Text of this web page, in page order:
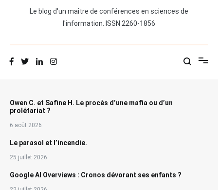
Le blog d'un maître de conférences en sciences de
l'information. ISSN 2260-1856
Owen C. et Safine H. Le procès d’une mafia ou d’un
prolétariat ?
6 août 2026
Le parasol et l’incendie.
25 juillet 2026
Google AI Overviews : Cronos dévorant ses enfants ?